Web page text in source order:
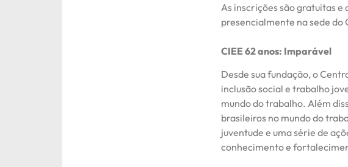
As inscrições são gratuitas
presencialmente na sede do
CIEE 62 anos: Imparável
Desde sua fundação, o
inclusão social e trabalho
mundo do trabalho. Além
brasileiros no mundo do
juventude e uma série de
conhecimento e